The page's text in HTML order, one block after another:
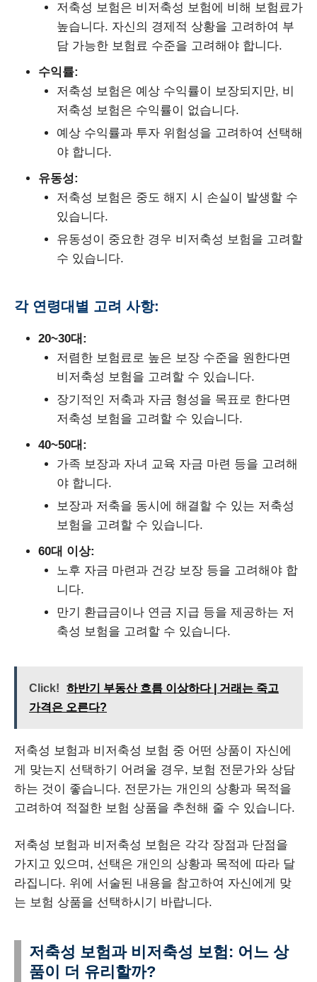
저축성 보험은 비저축성 보험에 비해 보험료가
높습니다. 자신의 경제적 상황을 고려하여 부
담 가능한 보험료 수준을 고려해야 합니다.
수익률:
저축성 보험은 예상 수익률이 보장되지만, 비
저축성 보험은 수익률이 없습니다.
예상 수익률과 투자 위험성을 고려하여 선택해
야 합니다.
유동성:
저축성 보험은 중도 해지 시 손실이 발생할 수
있습니다.
유동성이 중요한 경우 비저축성 보험을 고려할
수 있습니다.
각 연령대별 고려 사항:
20~30대:
저렴한 보험료로 높은 보장 수준을 원한다면
비저축성 보험을 고려할 수 있습니다.
장기적인 저축과 자금 형성을 목표로 한다면
저축성 보험을 고려할 수 있습니다.
40~50대:
가족 보장과 자녀 교육 자금 마련 등을 고려해
야 합니다.
보장과 저축을 동시에 해결할 수 있는 저축성
보험을 고려할 수 있습니다.
60대 이상:
노후 자금 마련과 건강 보장 등을 고려해야 합
니다.
만기 환급금이나 연금 지급 등을 제공하는 저
축성 보험을 고려할 수 있습니다.
Click!
하반기 부동산 흐름 이상하다 | 거래는 죽고
가격은 오른다?
저축성 보험과 비저축성 보험 중 어떤 상품이 자신에
게 맞는지 선택하기 어려울 경우, 보험 전문가와 상담
하는 것이 좋습니다. 전문가는 개인의 상황과 목적을
고려하여 적절한 보험 상품을 추천해 줄 수 있습니다.
저축성 보험과 비저축성 보험은 각각 장점과 단점을
가지고 있으며, 선택은 개인의 상황과 목적에 따라 달
라집니다. 위에 서술된 내용을 참고하여 자신에게 맞
는 보험 상품을 선택하시기 바랍니다.
저축성 보험과 비저축성 보험: 어느 상
품이 더 유리할까?